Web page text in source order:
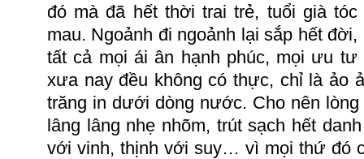
đó mà đã hết thời trai trẻ, tuổi già tóc
mau. Ngoảnh đi ngoảnh lại sắp hết
tất cả mọi ái ân hạnh phúc, mọi ưu tư
xưa nay đều không có thực, chỉ là ảo
trăng in dưới dòng nước. Cho nên lòng
lâng lâng nhẹ nhõm, trút sạch hết
với vinh, thịnh với suy… vì mọi thứ đó